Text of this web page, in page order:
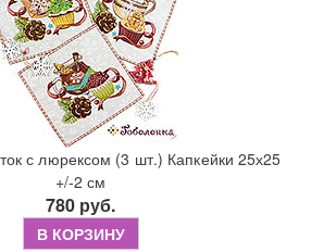
с люрексом (3 шт.) Капкейки 25х25
+/-2 см
780 руб.
В КОРЗИНУ